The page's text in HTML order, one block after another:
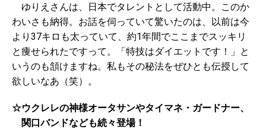
ゆりえさんは、日本でタレントとして活動中。このか
わいさも納得。お話を伺っていて驚いたのは、以前は今
より37キロも太っていて、約1年間でここまでスッキリ
と痩せられたですって。「特技はダイエットです！」と
いうのも頷けますね。私もその秘法をぜひとも伝授して
欲しいなあ（笑）。
☆ウクレレの神様オータサンやタイマネ・ガードナー、
関口バンドなども続々登場！